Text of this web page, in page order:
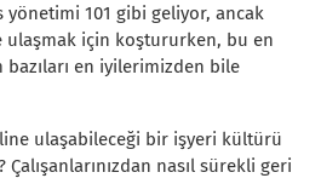
101 gibi geliyor, ancak
ulaşmak için koştururken, bu en
en iyilerimizden bile
ulaşabileceği bir işyeri kültürü
Çalışanlarınızdan nasıl sürekli geri